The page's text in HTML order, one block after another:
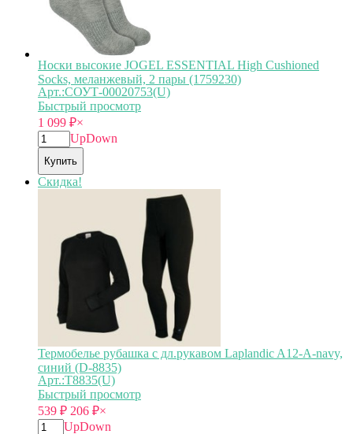
Носки высокие JOGEL ESSENTIAL High Cushioned
Socks, меланжевый, 2 пары (1759230)
Арт.:СОУТ-00020753(U)
Быстрый просмотр
1 099 ₽×
UpDown
Купить
Скидка!
Термобелье рубашка с дл.рукавом Laplandic A12-A-navy,
синий (D-8835)
Арт.:Т8835(U)
Быстрый просмотр
539 ₽ 206 ₽×
UpDown